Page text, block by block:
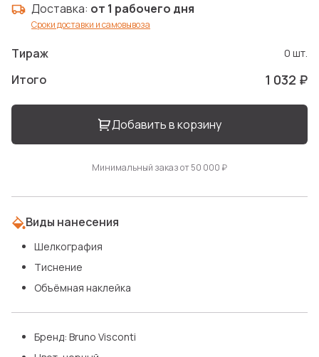
Доставка: от 1 рабочего дня
Сроки доставки и самовывоза
Тираж 0 шт.
Итого 1 032 ₽
Добавить в корзину
Минимальный заказ от 50 000 ₽
Виды нанесения
Шелкография
Тиснение
Объёмная наклейка
Бренд: Bruno Visconti